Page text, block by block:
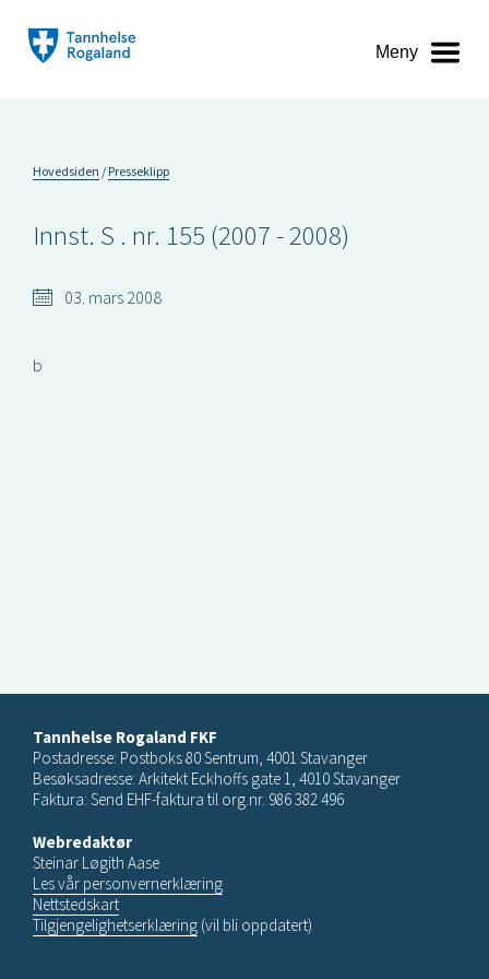
Meny
Hovedsiden Presseklipp
Innst. S . nr. 155 (2007 - 2008)
03. mars 2008
b
Tannhelse Rogaland FKF
Postadresse: Postboks 80 Sentrum, 4001 Stavanger
Besøksadresse: Arkitekt Eckhoffs gate 1, 4010 Stavanger
Faktura: Send EHF-faktura til org.nr. 986 382 496
Webredaktør
Steinar Løgith Aase
Les vår personvernerklæring
Nettstedskart
Tilgjengelighetserklæring (vil bli oppdatert)